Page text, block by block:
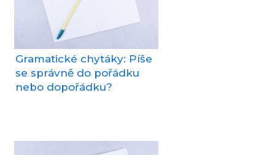
Gramatické chytáky: Píše
se správně do pořádku
nebo dopořádku?